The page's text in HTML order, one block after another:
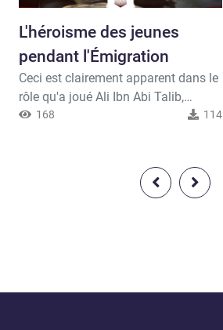
L'héroisme des jeunes
pendant l'Émigration
Ceci est clairement apparent dans le
rôle qu'a joué Ali Ibn Abi Talib,
qu'Allah soit satisfait de lui, lorsqu'il
soient sur lui, la nuit où eut lieu
l'Émigration.https://noorinternationa
168 114